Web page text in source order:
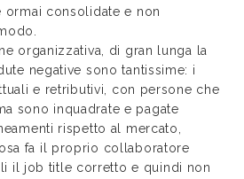
ormai consolidate e non
organizzativa, di gran lunga la
negative sono tantissime: i
e retributivi, con persone che
sono inquadrate e pagate
rispetto al mercato,
fa il proprio collaboratore
il job title corretto e quindi non